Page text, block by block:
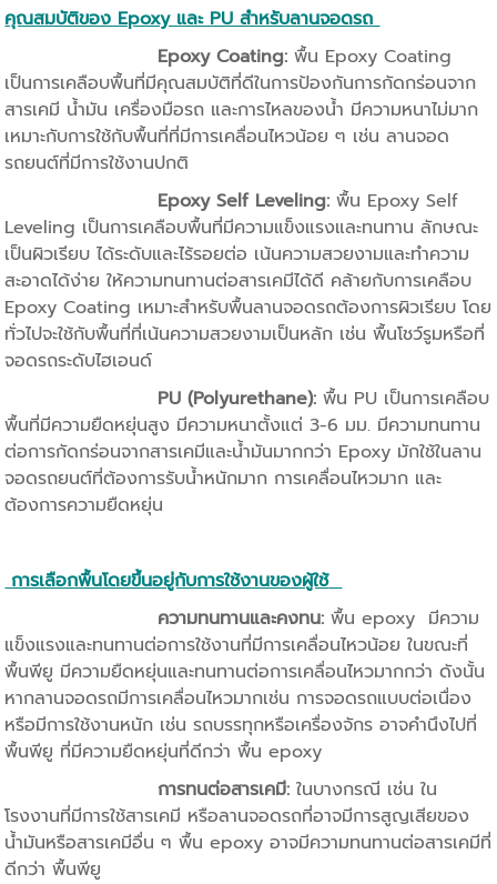
คุณสมบัติของ Epoxy และ PU สำหรับลานจอดรถ
Epoxy Coating:พื้น Epoxy Coating
เป็นการเคลือบพื้นที่มีคุณสมบัติที่ดีในการป้องกันการกัดกร่อนจาก
สารเคมี น้ำมัน เครื่องมือรถ และการไหลของน้ำ มีความหนาไม่มาก
เหมาะกับการใช้กับพื้นที่ที่มีการเคลื่อนไหวน้อย ๆ เช่น ลานจอด
รถยนต์ที่มีการใช้งานปกติ
Epoxy Self Leveling:พื้น Epoxy Self
Leveling เป็นการเคลือบพื้นที่มีความแข็งแรงและทนทาน ลักษณะ
เป็นผิวเรียบ ได้ระดับและไร้รอยต่อ เน้นความสวยงามและทำความ
สะอาดได้ง่าย ให้ความทนทานต่อสารเคมีได้ดี คล้ายกับการเคลือบ
Epoxy Coating เหมาะสำหรับพื้นลานจอดรถต้องการผิวเรียบ โดย
ทั่วไปจะใช้กับพื้นที่ที่เน้นความสวยงามเป็นหลัก เช่น พื้นโชว์รูมหรือที่
จอดรถระดับไฮเอนด์
PU (Polyurethane):พื้น PU เป็นการเคลือบ
พื้นที่มีความยืดหยุ่นสูง มีความหนาตั้งแต่ 3-6 มม. มีความทนทาน
ต่อการกัดกร่อนจากสารเคมีและน้ำมันมากกว่า Epoxy มักใช้ในลาน
จอดรถยนต์ที่ต้องการรับน้ำหนักมาก การเคลื่อนไหวมาก และ
ต้องการความยืดหยุ่น
การเลือกพื้นโดยขึ้นอยู่กับการใช้งานของผู้ใช้
ความทนทานและคงทน: พื้น epoxy มีความ
แข็งแรงและทนทานต่อการใช้งานที่มีการเคลื่อนไหวน้อย ในขณะที่
พื้นพียู มีความยืดหยุ่นและทนทานต่อการเคลื่อนไหวมากกว่า ดังนั้น
หากลานจอดรถมีการเคลื่อนไหวมากเช่น การจอดรถแบบต่อเนื่อง
หรือมีการใช้งานหนัก เช่น รถบรรทุกหรือเครื่องจักร อาจคำนึงไปที่
พื้นพียู ที่มีความยืดหยุ่นที่ดีกว่า พื้น epoxy
การทนต่อสารเคมี: ในบางกรณี เช่น ใน
โรงงานที่มีการใช้สารเคมี หรือลานจอดรถที่อาจมีการสูญเสียของ
น้ำมันหรือสารเคมีอื่น ๆ พื้น epoxy อาจมีความทนทานต่อสารเคมีที่
ดีกว่า พื้นพียู